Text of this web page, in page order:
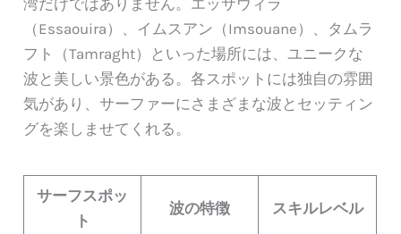
（Essaouira）、イムスアン（Imsouane）、タムラ
フト（Tamraght）といった場所には、ユニークな
波と美しい景色がある。各スポットには独自の雰囲
気があり、サーファーにさまざまな波とセッティン
グを楽しませてくれる。
サーフスポッ
ト
波の特徴 スキルレベル